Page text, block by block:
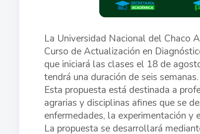
La Universidad Nacional del Chaco
Curso de Actualización en
que iniciará las clases el 18 de
tendrá una duración de seis semanas.
Esta propuesta está destinada a
agrarias y disciplinas afines que se
enfermedades, la experimentación
La propuesta se desarrollará